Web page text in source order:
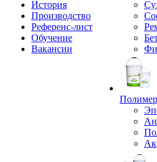
История
Производство
Референс-лист
Обучение
Вакансии